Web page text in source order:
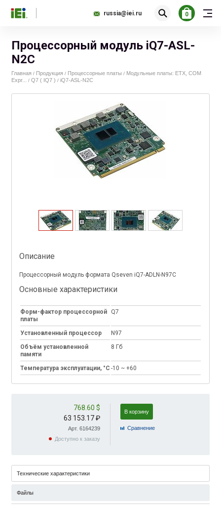
russia@iei.ru 0
Процессорный модуль iQ7-ASL-
N2C
Главная / Продукция / Процессорные платы / Модульные платы: ETX, COM
Expr...
/ Q7 ( IQ7 ) / iQ7-ASL-N2C
Описание
Процессорный модуль формата Qseven iQ7-ADLN-N97C
Основные характеристики
Форм-фактор процессорной
платы
Q7
Установленный процессор
N97
Объём установленной
памяти
8 Гб
Температура эксплуатации, °C -10 ~ +60
768.60 $
63 153.17 ₽
Арт. 6164239
Доступно к заказу
В корзину
Cравнение
Технические характеристики
Файлы